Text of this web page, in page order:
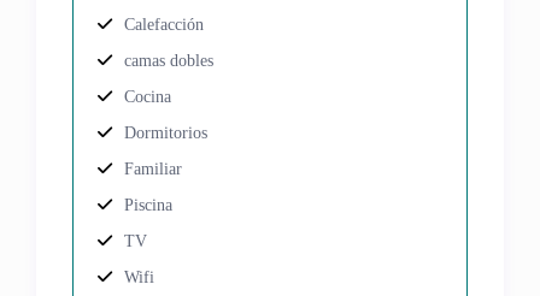
Calefacción
camas dobles
Cocina
Dormitorios
Familiar
Piscina
TV
Wifi